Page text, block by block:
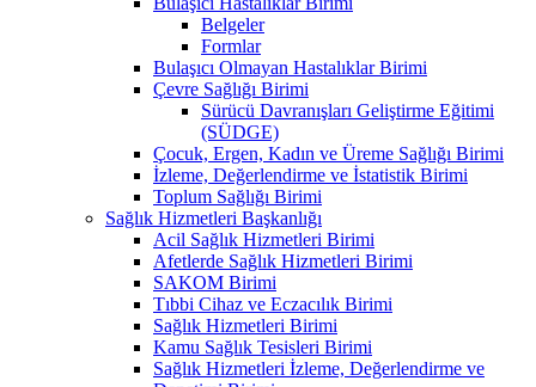
Belgeler
Formlar
Bulaşıcı Olmayan Hastalıklar Birimi
Çevre Sağlığı Birimi
Sürücü Davranışları Geliştirme Eğitimi
(SÜDGE)
Çocuk, Ergen, Kadın ve Üreme Sağlığı Birimi
İzleme, Değerlendirme ve İstatistik Birimi
Toplum Sağlığı Birimi
Sağlık Hizmetleri Başkanlığı
Acil Sağlık Hizmetleri Birimi
Afetlerde Sağlık Hizmetleri Birimi
SAKOM Birimi
Tıbbi Cihaz ve Eczacılık Birimi
Sağlık Hizmetleri Birimi
Kamu Sağlık Tesisleri Birimi
Sağlık Hizmetleri İzleme, Değerlendirme ve